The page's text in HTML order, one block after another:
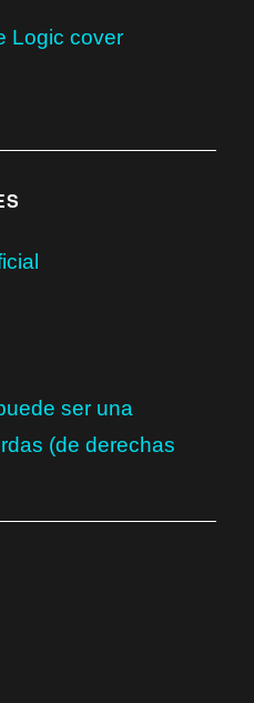
ser una
(de derechas